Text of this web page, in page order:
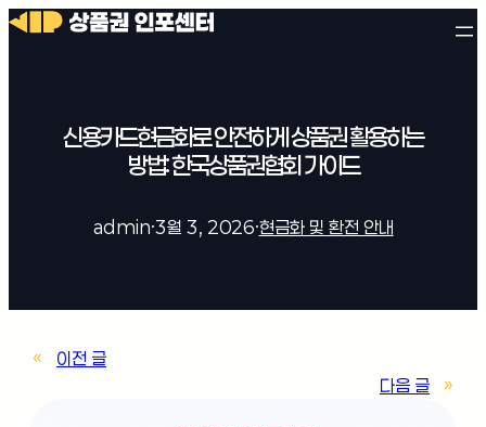
신용카드현금화로 안전하게 상품권 활용하는
방법: 한국상품권협회 가이드
admin·3월 3, 2026·현금화 및 환전 안내
«
이전 글
다음 글
»